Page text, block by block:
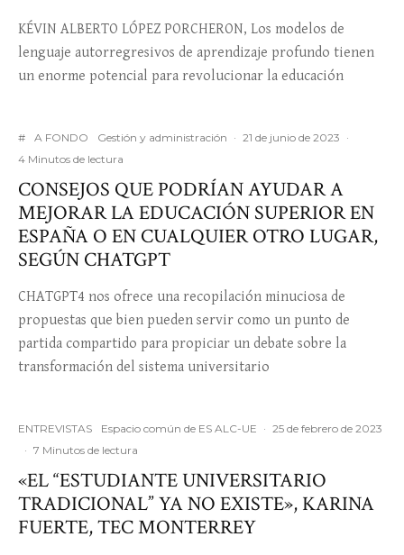
KÉVIN ALBERTO LÓPEZ PORCHERON, Los modelos de
lenguaje autorregresivos de aprendizaje profundo tienen
un enorme potencial para revolucionar la educación
# A FONDO Gestión y administración · 21 de junio de 2023 ·
4 Minutos de lectura
CONSEJOS QUE PODRÍAN AYUDAR A
MEJORAR LA EDUCACIÓN SUPERIOR EN
ESPAÑA O EN CUALQUIER OTRO LUGAR,
SEGÚN CHATGPT
CHATGPT4 nos ofrece una recopilación minuciosa de
propuestas que bien pueden servir como un punto de
partida compartido para propiciar un debate sobre la
transformación del sistema universitario
ENTREVISTAS Espacio común de ES ALC-UE · 25 de febrero de 2023
· 7 Minutos de lectura
«EL “ESTUDIANTE UNIVERSITARIO
TRADICIONAL” YA NO EXISTE», KARINA
FUERTE, TEC MONTERREY